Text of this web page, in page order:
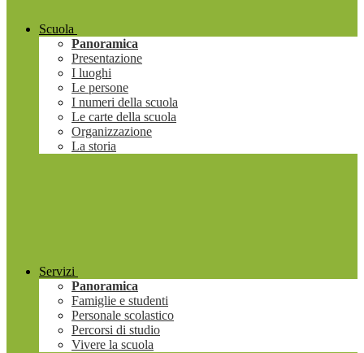
Scuola
Panoramica
Presentazione
I luoghi
Le persone
I numeri della scuola
Le carte della scuola
Organizzazione
La storia
Servizi
Panoramica
Famiglie e studenti
Personale scolastico
Percorsi di studio
Vivere la scuola